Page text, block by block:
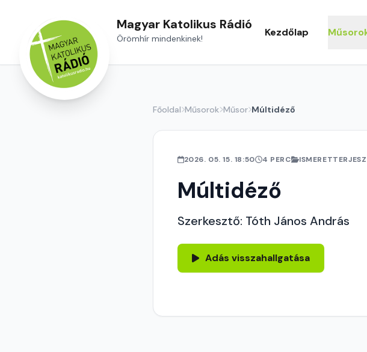
Magyar Katolikus Rádió
Örömhír mindenkinek! Kezdőlap
Főoldal Műsorok Műsor Múltidéző
2026. 05. 15. 18:50 4 PERC
Múltidéző
Szerkesztő: Tóth János András
Adás visszahallgatása